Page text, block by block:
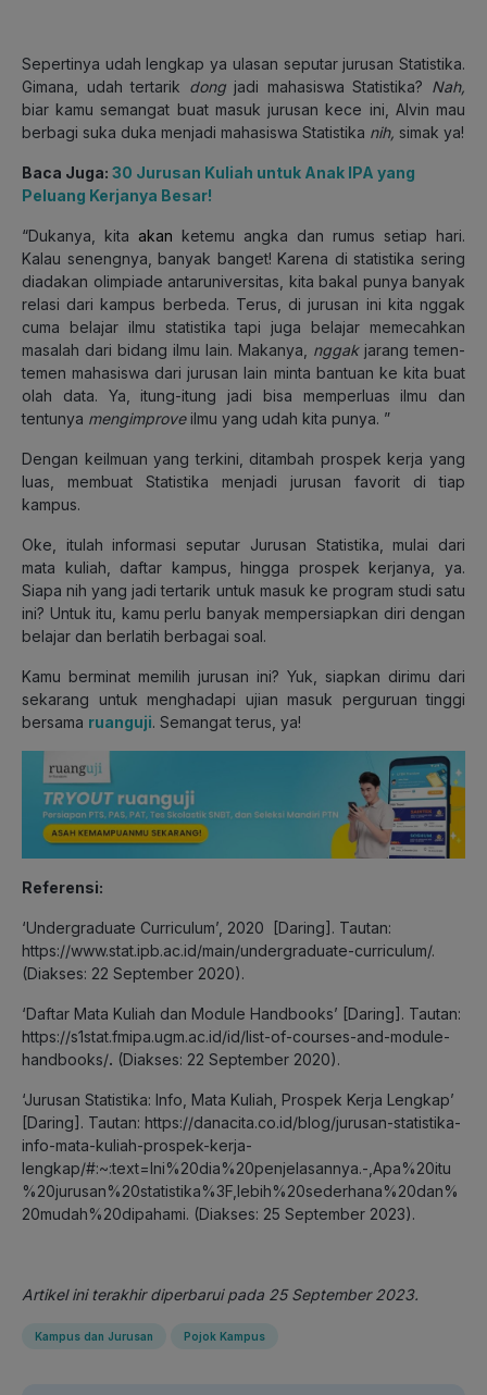
Sepertinya udah lengkap ya ulasan seputar jurusan Statistika.
Gimana, udah tertarik dongjadi mahasiswa Statistika? Nah,
biar kamu semangat buat masuk jurusan kece ini, Alvin mau
berbagi suka duka menjadi mahasiswa Statistika nih, simak ya!
Baca Juga: 30 Jurusan Kuliah untuk Anak IPA yang
Peluang Kerjanya Besar!
“Dukanya, kita akan ketemu angka dan rumus setiap hari.
Kalau senengnya, banyak banget! Karena di statistika sering
diadakan olimpiade antaruniversitas, kita bakal punya banyak
relasi dari kampus berbeda. Terus, di jurusan ini kita nggak
cuma belajar ilmu statistika tapi juga belajar memecahkan
masalah dari bidang ilmu lain. Makanya, nggakjarang temen-
temen mahasiswa dari jurusan lain minta bantuan ke kita buat
olah data. Ya, itung-itung jadi bisa memperluas ilmu dan
tentunya mengimproveilmu yang udah kita punya. ”
Dengan keilmuan yang terkini, ditambah prospek kerja yang
luas, membuat Statistika menjadi jurusan favorit di tiap
kampus.
Oke, itulah informasi seputar Jurusan Statistika, mulai dari
mata kuliah, daftar kampus, hingga prospek kerjanya, ya.
Siapa nih yang jadi tertarik untuk masuk ke program studi satu
ini? Untuk itu, kamu perlu banyak mempersiapkan diri dengan
belajar dan berlatih berbagai soal.
Kamu berminat memilih jurusan ini? Yuk, siapkan dirimu dari
sekarang untuk menghadapi ujian masuk perguruan tinggi
bersama ruanguji. Semangat terus, ya!
Referensi:
‘Undergraduate Curriculum’, 2020 [Daring]. Tautan:
https://www.stat.ipb.ac.id/main/undergraduate-curriculum/.
(Diakses: 22 September 2020).
‘Daftar Mata Kuliah dan Module Handbooks’ [Daring]. Tautan:
https://s1stat.fmipa.ugm.ac.id/id/list-of-courses-and-module-
handbooks/. (Diakses: 22 September 2020).
‘Jurusan Statistika: Info, Mata Kuliah, Prospek Kerja Lengkap’
[Daring]. Tautan: https://danacita.co.id/blog/jurusan-statistika-
info-mata-kuliah-prospek-kerja-
lengkap/#:~:text=Ini%20dia%20penjelasannya.-,Apa%20itu
%20jurusan%20statistika%3F,lebih%20sederhana%20dan%
20mudah%20dipahami. (Diakses: 25 September 2023).
Artikel ini terakhir diperbarui pada 25 September 2023.
Kampus dan Jurusan Pojok Kampus